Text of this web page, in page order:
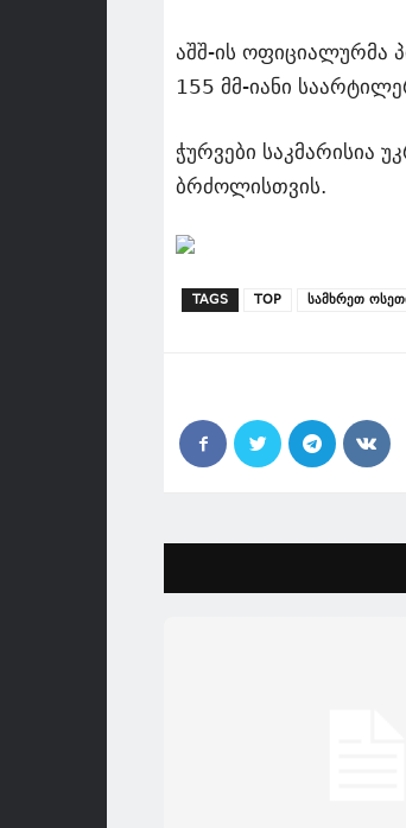
აშშ-ის ოფიციალურმა
155 მმ-იანი
ჭურვები საკმარისია
ბრძოლისთვის.
TAGS TOP სამხრეთ